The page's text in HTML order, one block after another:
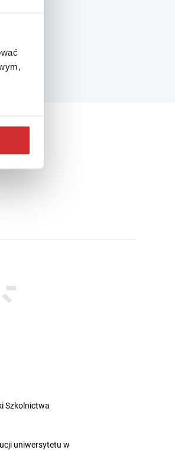
Szkolnictwa
uniwersytetu w